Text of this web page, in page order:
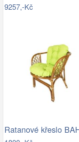
9257,-Kč